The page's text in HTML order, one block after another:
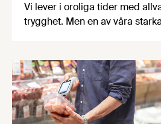
Vi lever i oroliga tider med
trygghet. Men en av våra
livsmedelsproduktion och få
mat har Livsmedelsföretagen
kampanj ”En tugga i taget”